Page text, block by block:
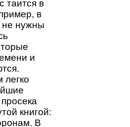
таится в
в
не нужны
и
легко
книгой:
В